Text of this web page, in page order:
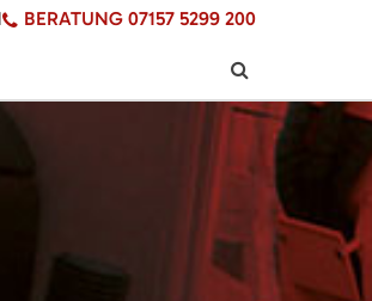
BERATUNG 07157 5299 200